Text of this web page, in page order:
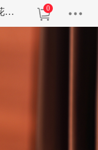
爱之旅鸿运当头高硼硅泡茶壶花茶壶 0